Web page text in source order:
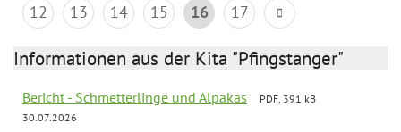
12
13 14 15 16 17
Informationen aus der Kita "Pfingstanger"
Bericht - Schmetterlinge und Alpakas
PDF, 391 kB
30.07.2026